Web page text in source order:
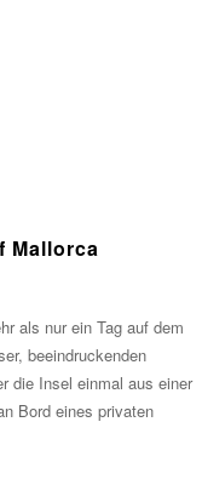
Mallorca
als nur ein Tag auf dem
beeindruckenden
die Insel einmal aus einer
Bord eines privaten